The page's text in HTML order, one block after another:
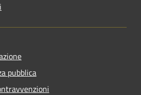
pubblica